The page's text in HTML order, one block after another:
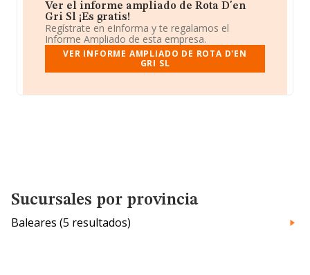
Ver el informe ampliado de Rota D'en
Gri Sl ¡Es gratis!
Regístrate en eInforma y te regalamos el
Informe Ampliado de esta empresa.
VER INFORME AMPLIADO DE ROTA D'EN
GRI SL
Sucursales por provincia
Baleares (5 resultados)